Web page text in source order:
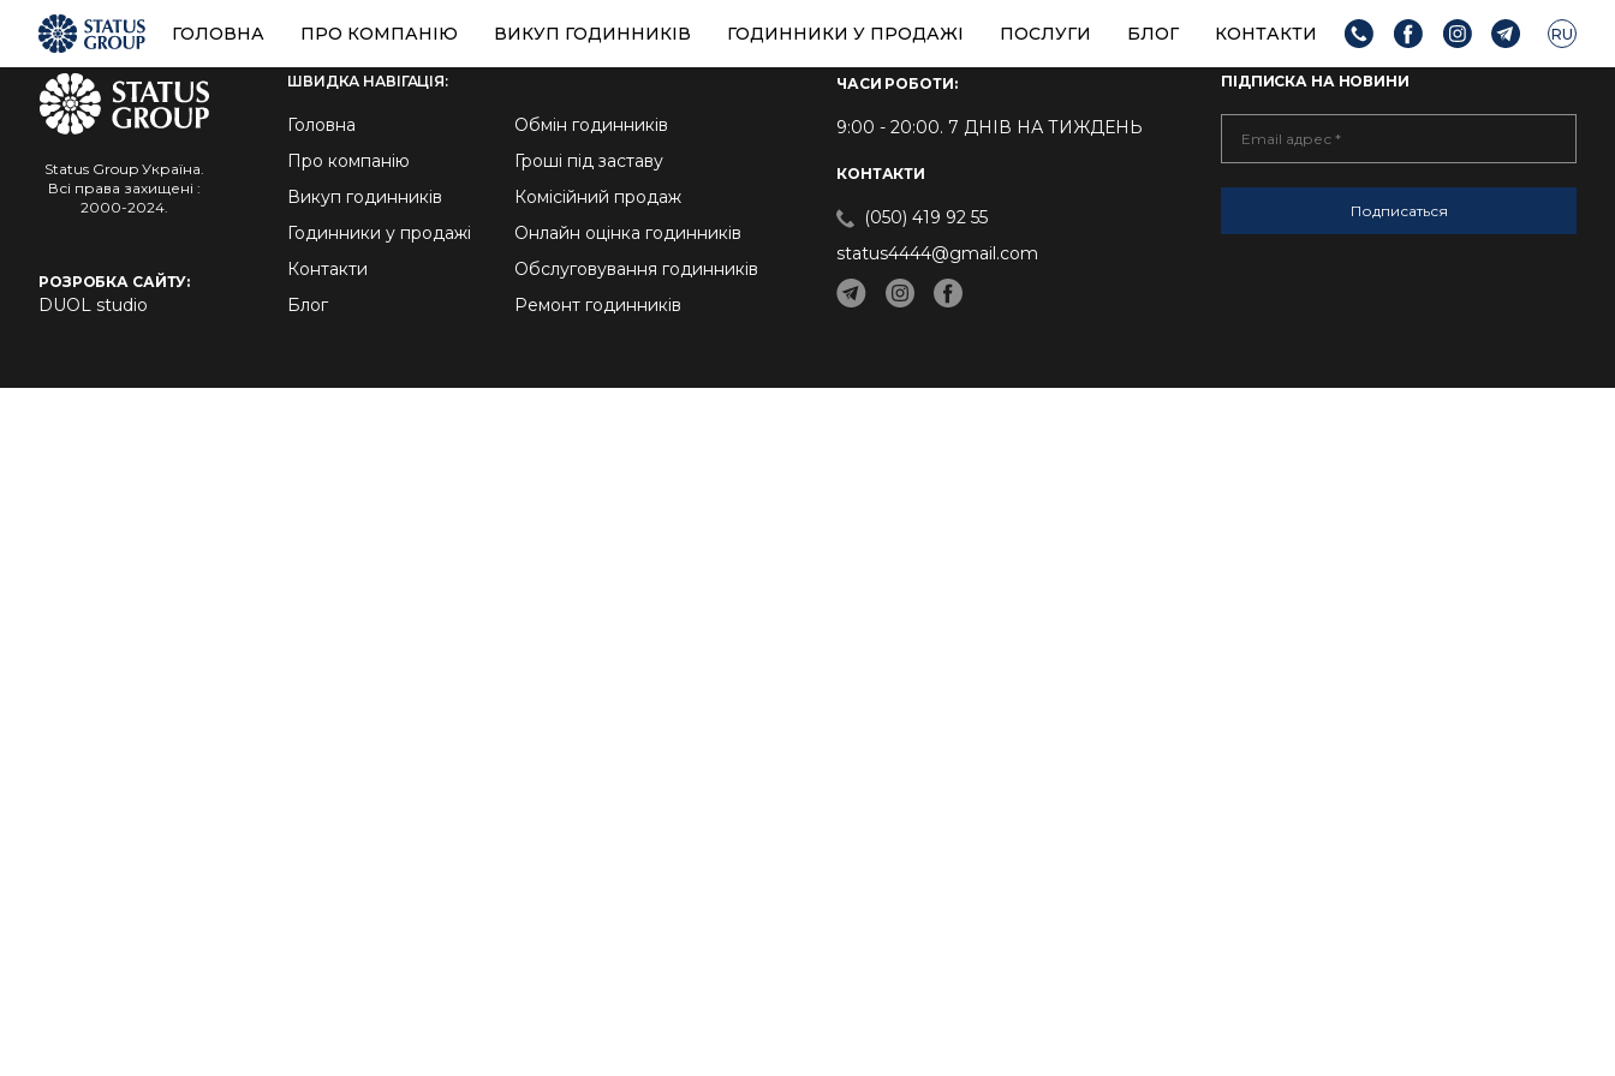
ГОЛОВНА ПРО КОМПАНІЮ ВИКУП ГОДИННИКІВ ГОДИННИКИ У ПРОДАЖІ ПОСЛУГИ БЛОГ КОНТАКТИ RU
Status Group Україна.
Всі права захищені :
2000-2024.
РОЗРОБКА САЙТУ:
DUOL studio
ШВИДКА НАВІГАЦІЯ:
Головна
Про компанію
Викуп годинників
Годинники у продажі
Контакти
Блог
Обмін годинників
Гроші під заставу
Комісійний продаж
Онлайн оцінка годинників
Обслуговування годинників
Ремонт годинників
ЧАСИ РОБОТИ:
9:00 - 20:00. 7 ДНІВ НА ТИЖДЕНЬ
КОНТАКТИ
(050) 419 92 55
status4444@gmail.com
ПІДПИСКА НА НОВИНИ